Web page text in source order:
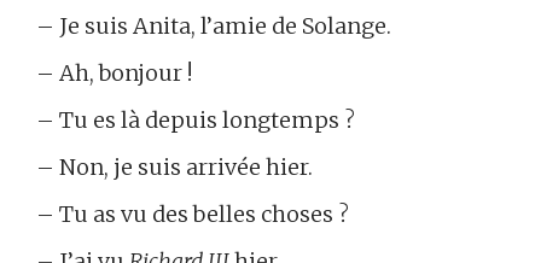
– Je suis Anita, l’amie de Solange.
– Ah, bonjour !
– Tu es là depuis longtemps ?
– Non, je suis arrivée hier.
– Tu as vu des belles choses ?